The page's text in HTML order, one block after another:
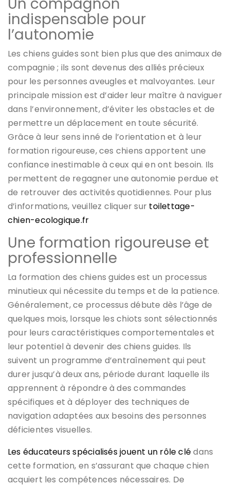
Un compagnon
indispensable pour
l’autonomie
Les chiens guides sont bien plus que des animaux de
compagnie ; ils sont devenus des alliés précieux
pour les personnes aveugles et malvoyantes. Leur
principale mission est d’aider leur maître à naviguer
dans l’environnement, d’éviter les obstacles et de
permettre un déplacement en toute sécurité.
Grâce à leur sens inné de l’orientation et à leur
formation rigoureuse, ces chiens apportent une
confiance inestimable à ceux qui en ont besoin. Ils
permettent de regagner une autonomie perdue et
de retrouver des activités quotidiennes. Pour plus
d’informations, veuillez cliquer sur toilettage-
chien-ecologique.fr
Une formation rigoureuse et
professionnelle
La formation des chiens guides est un processus
minutieux qui nécessite du temps et de la patience.
Généralement, ce processus débute dès l’âge de
quelques mois, lorsque les chiots sont sélectionnés
pour leurs caractéristiques comportementales et
leur potentiel à devenir des chiens guides. Ils
suivent un programme d’entraînement qui peut
durer jusqu’à deux ans, période durant laquelle ils
apprennent à répondre à des commandes
spécifiques et à déployer des techniques de
navigation adaptées aux besoins des personnes
déficientes visuelles.
Les éducateurs spécialisés jouent un rôle clédans
cette formation, en s’assurant que chaque chien
acquiert les compétences nécessaires. De